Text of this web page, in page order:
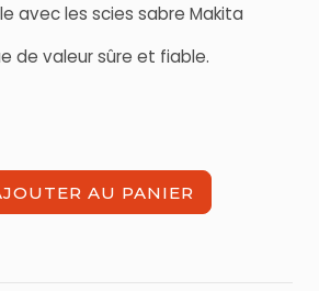
avec les scies sabre Makita
de valeur sûre et fiable.
AU PANIER